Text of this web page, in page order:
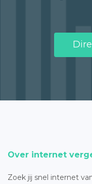
Over internet
Zoek jij snel internet